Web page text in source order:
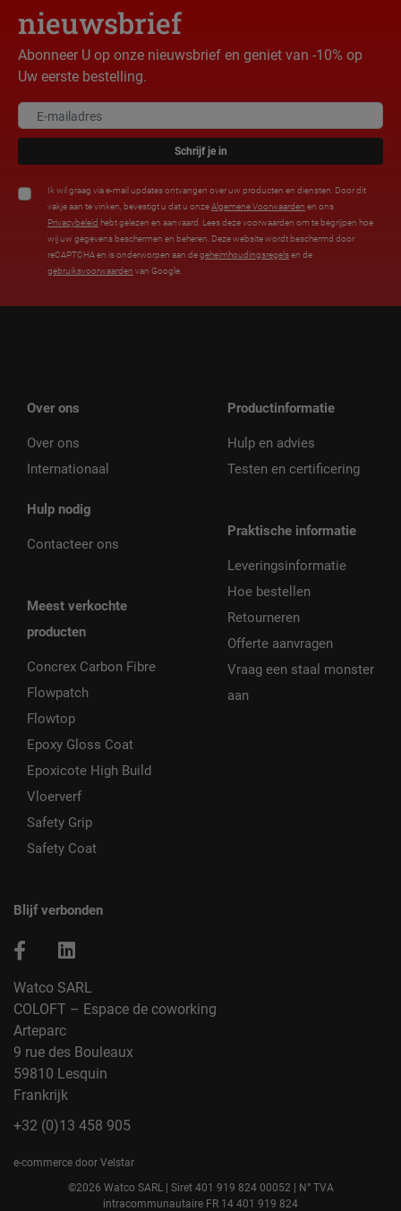
nieuwsbrief
Abonneer U op onze nieuwsbrief en geniet van -10% op
Uw eerste bestelling.
Schrijf je in
Ik wil graag via e-mail updates ontvangen over uw producten en diensten. Door dit
vakje aan te vinken, bevestigt u dat u onzeAlgemene Voorwaarden en ons
Privacybeleid hebt gelezen en aanvaard. Lees deze voorwaarden om te begrijpen hoe
wij uw gegevens beschermen en beheren. Deze website wordt beschermd door
reCAPTCHA en is onderworpen aan degeheimhoudingsregelsen de
gebruiksvoorwaarden van Google.
Over ons
Over ons
Internationaal
Hulp nodig
Contacteer ons
Meest verkochte
producten
Concrex Carbon Fibre
Flowpatch
Flowtop
Epoxy Gloss Coat
Epoxicote High Build
Vloerverf
Safety Grip
Safety Coat
Productinformatie
Hulp en advies
Testen en certificering
Praktische informatie
Leveringsinformatie
Hoe bestellen
Retourneren
Offerte aanvragen
Vraag een staal monster
aan
Blijf verbonden
Watco SARL
COLOFT – Espace de coworking
Arteparc
9 rue des Bouleaux
59810 Lesquin
Frankrijk
+32 (0)13 458 905
e-commerce door Velstar
©2026 Watco SARL | Siret 401 919 824 00052 | N° TVA
intracommunautaire FR 14 401 919 824